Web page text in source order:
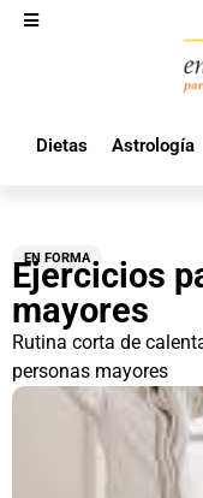
Dietas Astrología
EN FORMA
Ejercicios
mayores
Rutina corta de
personas mayores